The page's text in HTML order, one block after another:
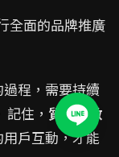
全面的品牌推廣
程，需要持續
住， 質量比數
用戶互動，才能